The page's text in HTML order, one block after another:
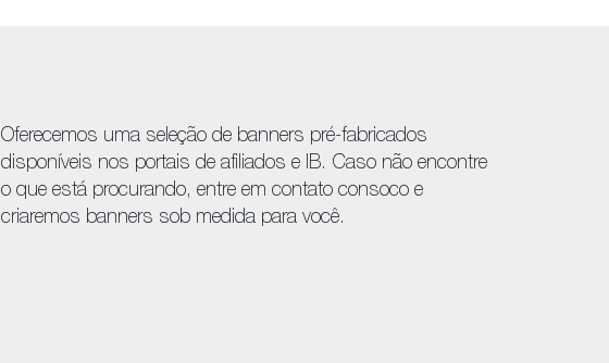
Oferecemos uma seleção de banners pré-fabricados
disponíveis nos portais de afiliados e IB. Caso não encontre
o que está procurando, entre em contato consoco e
criaremos banners sob medida para você.